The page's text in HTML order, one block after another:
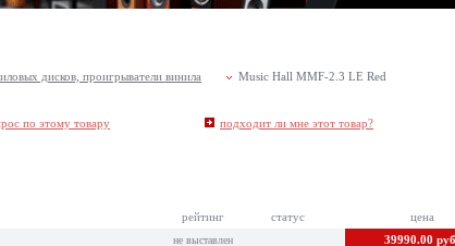
дисков, проигрыватели винила Music Hall MMF-2.3 LE Red
по этому товару подходит ли мне этот товар?
рейтинг статус цена
не выставлен 39990.00